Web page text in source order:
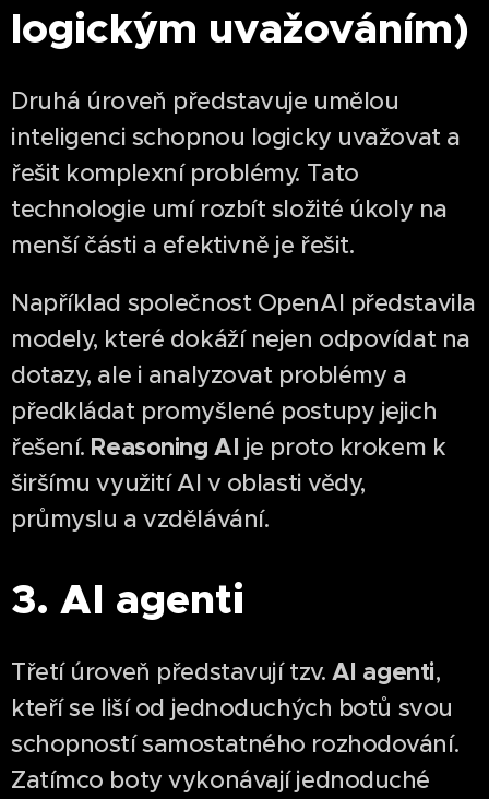
logickým uvažováním)
Druhá úroveň představuje umělou
inteligenci schopnou logicky uvažovat a
řešit komplexní problémy. Tato
technologie umí rozbít složité úkoly na
menší části a efektivně je řešit.
Například společnost OpenAI představila
modely, které dokáží nejen odpovídat na
dotazy, ale i analyzovat problémy a
předkládat promyšlené postupy jejich
řešení. Reasoning AI je proto krokem k
širšímu využití AI v oblasti vědy,
průmyslu a vzdělávání.
3. AI agenti
Třetí úroveň představují tzv. AI agenti,
kteří se liší od jednoduchých botů svou
schopností samostatného rozhodování.
Zatímco boty vykonávají jednoduché